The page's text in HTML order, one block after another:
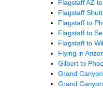
Flagstaff AZ
Flagstaff
Flagstaff to
Flagstaff to
Flagstaff to
Flying in
Gilbert to
Grand Canyon
Grand